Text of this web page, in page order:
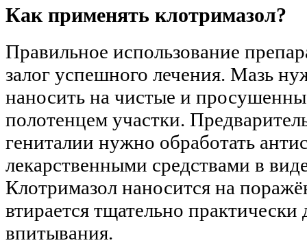
Как применять клотримазол?
Правильное использование
залог успешного лечения. Мазь
наносить на чистые и
полотенцем участки.
гениталии нужно обработать
лекарственными средствами в
Клотримазол наносится на
втирается тщательно практически
впитывания.